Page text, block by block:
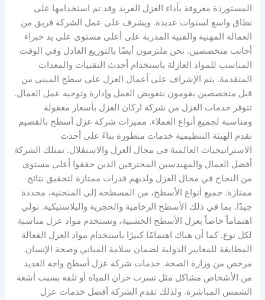
المستوردة معروفة بأداء العزل الفريد وقد تم استخدامها على
نطاق واسع لسنوات عديدة. ويشرف على عمل الشركة فريق من
العمالة المهنية والفنية المدربة على أعلى مستوى على يد خبراء
أجانب متخصصين. نحن ملتزمون أيضًا بالتوزيع العادل وفي الوقت
المناسب للمواد العازلة باستخدام أحدث التقنيات والمعدات
المتقدمة. يتم الإشراف على أعمال العزل على سطح المبنى من
قبل متخصصين يقومون بتفويض العمل وإدارة وتوجيه عمل العمال.
تتوفر خدمات العزل من شركة اركان العزل بأسعار معقولة
ومناسبة لجميع أنواع العملاء. مميزات شركة عزل أسطح بالقصيم
تقدم الهيئة التنظيمية خدمات متطورة بناءً على أحدث
الاستراتيجيات العالمية في مجال العزل والاستقلال. تمتلك الشركة
أفضل العمال والمهندسين المحترفين الذين حققوا أعلى مستوى
من النجاح في مجال العزل ولديهم قدرات ممتازة لتحقيق نتائج
ممتازة. جميع أنواع الأسطح، من المسطحة إلى المنحنية، محددة
جيدًا، بما في ذلك الأسطح الرخامية والحجرية والبلاستيكية. نولي
اهتماماً خاصاً بعزل الأسطح الخشبية، ونستخدم مواد عزل مناسبة
لكل نوع. كما أن هناك اهتمامًا كبيرًا باستخدام مواد العزل الفعالة
المطابقة للمعايير الدولية لضمان سلامة المباني وصحة الإنسان.
مرخص من وزارة الصحة. خدمات شركة عزل أسطح واجه العديد
من الأشخاص مشاكل مثل تسرب خزان المياه أو تلفه بسبب أشعة
الشمس المباشرة. ولذلك تقدم الشركة أفضل خدمات عزل